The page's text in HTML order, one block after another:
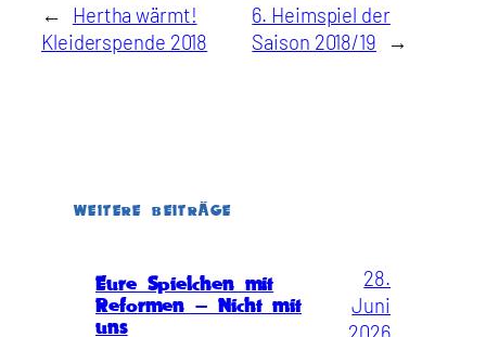
←
Hertha wärmt!
Kleiderspende 2018
6. Heimspiel der
Saison 2018/19
→
WEITERE BEITRÄGE
Eure Spielchen mit
Reformen – Nicht mit
uns
28.
Juni